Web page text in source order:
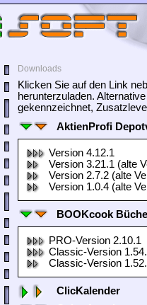
Downloads
Klicken Sie auf den Link
herunterzuladen.
gekennzeichnet,
AktienProfi
Version 4.12.1
Version 3.21.1 (alte
Version 2.7.2 (alte
Version 1.0.4 (alte
BOOKcook
PRO-Version 2.10.1
Classic-Version
Classic-Version
ClicKalender